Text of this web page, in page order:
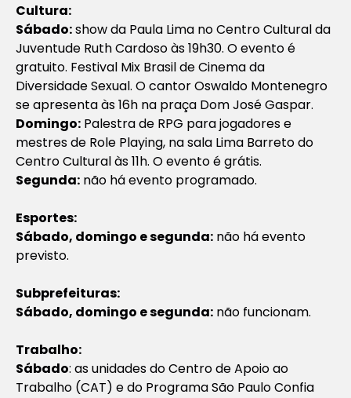
Cultura:
Sábado:show da Paula Lima no Centro Cultural da
Juventude Ruth Cardoso às 19h30. O evento é
gratuito. Festival Mix Brasil de Cinema da
Diversidade Sexual. O cantor Oswaldo Montenegro
se apresenta às 16h na praça Dom José Gaspar.
Domingo: Palestra de RPG para jogadores e
mestres de Role Playing, na sala Lima Barreto do
Centro Cultural às 11h. O evento é grátis.
Segunda: não há evento programado.
Esportes:
Sábado, domingo e segunda: não há evento
previsto.
Subprefeituras:
Sábado, domingo e segunda: não funcionam.
Trabalho:
Sábado: as unidades do Centro de Apoio ao
Trabalho (CAT) e do Programa São Paulo Confia